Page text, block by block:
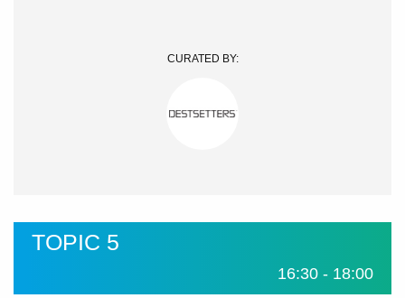
CURATED BY:
TOPIC 5
16:30 - 18:00